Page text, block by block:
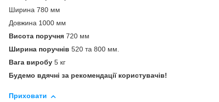
Ширина 780 мм
Довжина 1000 мм
Висота поручня 720 мм
Ширина поручнів 520 та 800 мм.
Вага виробу 5 кг
Будемо вдячні за рекомендації користувачів!
Приховати